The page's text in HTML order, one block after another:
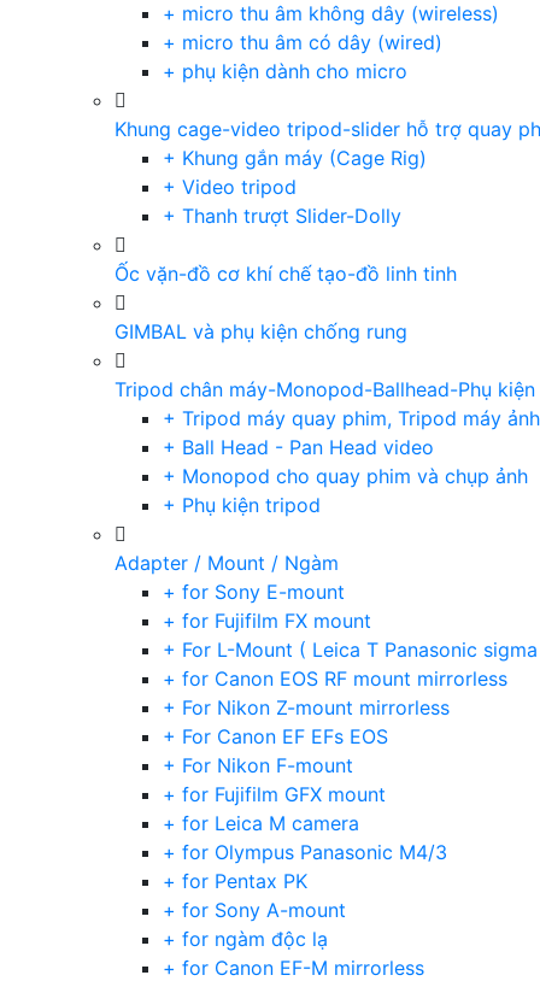
+ micro thu âm không dây (wireless)
+ micro thu âm có dây (wired)
+ phụ kiện dành cho micro
Khung cage-video tripod-slider hỗ trợ quay
+ Khung gắn máy (Cage Rig)
+ Video tripod
+ Thanh trượt Slider-Dolly
Ốc vặn-đồ cơ khí chế tạo-đồ linh tinh
GIMBAL và phụ kiện chống rung
Tripod chân máy-Monopod-Ballhead-Phụ kiện
+ Tripod máy quay phim, Tripod máy
+ Ball Head - Pan Head video
+ Monopod cho quay phim và chụp ảnh
+ Phụ kiện tripod
Adapter / Mount / Ngàm
+ for Sony E-mount
+ for Fujifilm FX mount
+ For L-Mount ( Leica T Panasonic
+ for Canon EOS RF mount mirrorless
+ For Nikon Z-mount mirrorless
+ For Canon EF EFs EOS
+ For Nikon F-mount
+ for Fujifilm GFX mount
+ for Leica M camera
+ for Olympus Panasonic M4/3
+ for Pentax PK
+ for Sony A-mount
+ for ngàm độc lạ
+ for Canon EF-M mirrorless